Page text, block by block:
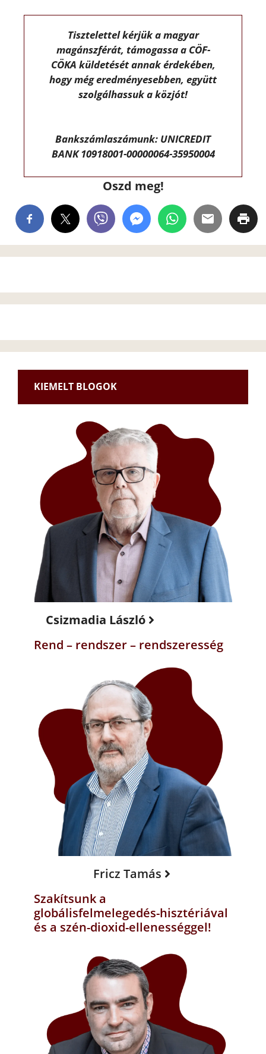
Tisztelettel kérjük a magyar
magánszférát, támogassa a CÖF-
CÖKA küldetését annak érdekében,
hogy még eredményesebben, együtt
szolgálhassuk a közjót!
Bankszámlaszámunk: UNICREDIT
BANK 10918001-00000064-35950004
Oszd meg!
KIEMELT BLOGOK
Csizmadia László
Rend – rendszer – rendszeresség
Fricz Tamás
Szakítsunk a
globálisfelmelegedés-hisztériával
és a szén-dioxid-ellenességgel!